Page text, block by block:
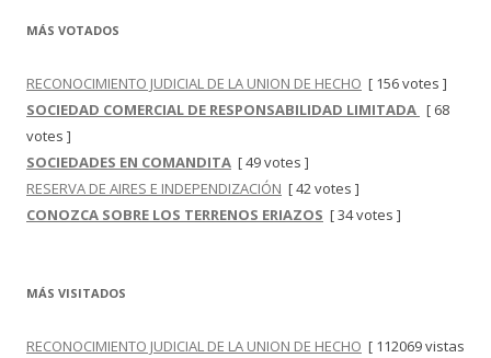
MÁS VOTADOS
RECONOCIMIENTO JUDICIAL DE LA UNION DE HECHO [ 156 votes ]
SOCIEDAD COMERCIAL DE RESPONSABILIDAD LIMITADA [ 68
votes ]
SOCIEDADES EN COMANDITA [ 49 votes ]
RESERVA DE AIRES E INDEPENDIZACIÓN [ 42 votes ]
CONOZCA SOBRE LOS TERRENOS ERIAZOS [ 34 votes ]
MÁS VISITADOS
RECONOCIMIENTO JUDICIAL DE LA UNION DE HECHO [ 112069 vistas